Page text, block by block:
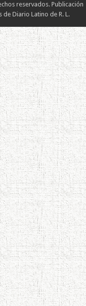
reservados. Publicación
Diario Latino de R. L.